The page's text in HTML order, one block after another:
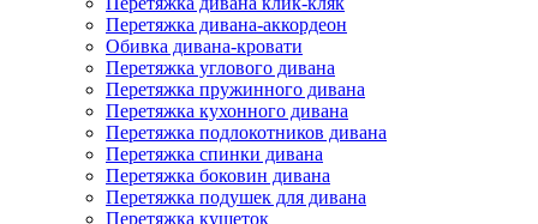
Перетяжка дивана-аккордеон
Обивка дивана-кровати
Перетяжка углового дивана
Перетяжка пружинного дивана
Перетяжка кухонного дивана
Перетяжка подлокотников дивана
Перетяжка спинки дивана
Перетяжка боковин дивана
Перетяжка подушек для дивана
Перетяжка кушеток